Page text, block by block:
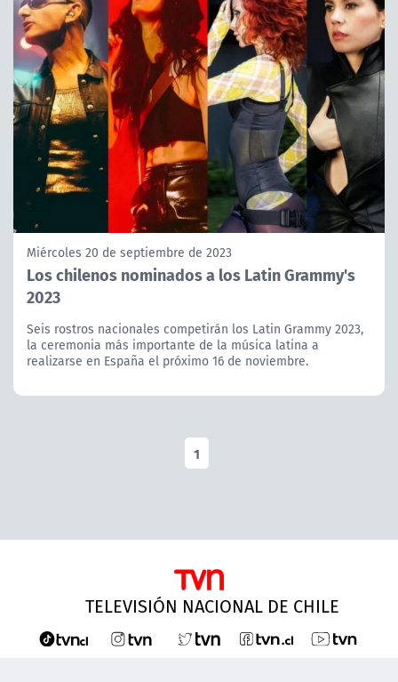
Miércoles 20 de septiembre de 2023
Los chilenos nominados a los Latin Grammy's
2023
Seis rostros nacionales competirán los Latin Grammy 2023,
la ceremonia más importante de la música latina a
realizarse en España el próximo 16 de noviembre.
1
TELEVISIÓN NACIONAL DE CHILE